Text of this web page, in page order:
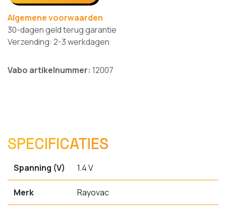
Algemene voorwaarden
30-dagen geld terug garantie
Verzending: 2-3 werkdagen
Vabo artikelnummer: 12007
SPECIFICATIES
Spanning (V) 1.4 V
Merk Rayovac